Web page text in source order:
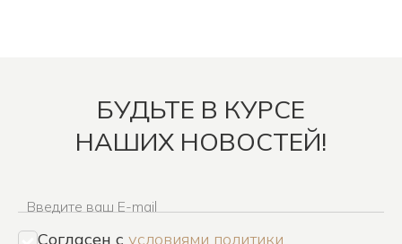
БУДЬТЕ В КУРСЕ
НАШИХ НОВОСТЕЙ!
Введите ваш E-mail
Согласен c условиями политики